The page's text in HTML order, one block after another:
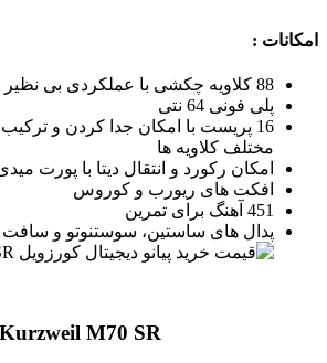
امکانات :
88 کلاویه چکشی با عملکردی بی نظیر
پلی فونی 64 نتی
16 پریست با امکان جدا کردن و
مختلف کلاویه ها
امکان رکورد و انتقال دیتا با پورت
افکت های ریورب و کوروس
451 آهنگ برای تمرین
پدال های ساستین، سوستنوتو و سافت
Kurzweil M70 SR